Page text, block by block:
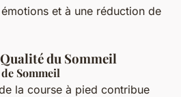
et à une réduction de
du Sommeil
Sommeil
la course à pied contribue